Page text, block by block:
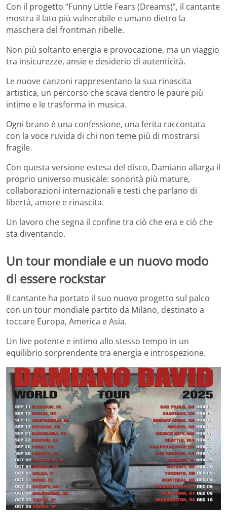
Con il progetto “Funny Little Fears (Dreams)”, il cantante
mostra il lato più vulnerabile e umano dietro la
maschera del frontman ribelle.
Non più soltanto energia e provocazione, ma un viaggio
tra insicurezze, ansie e desiderio di autenticità.
Le nuove canzoni rappresentano la sua rinascita
artistica, un percorso che scava dentro le paure più
intime e le trasforma in musica.
Ogni brano è una confessione, una ferita raccontata
con la voce ruvida di chi non teme più di mostrarsi
fragile.
Con questa versione estesa del disco, Damiano allarga il
proprio universo musicale: sonorità più mature,
collaborazioni internazionali e testi che parlano di
libertà, amore e rinascita.
Un lavoro che segna il confine tra ciò che era e ciò che
sta diventando.
Un tour mondiale e un nuovo modo
di essere rockstar
Il cantante ha portato il suo nuovo progetto sul palco
con un tour mondiale partito da Milano, destinato a
toccare Europa, America e Asia.
Un live potente e intimo allo stesso tempo in un
equilibrio sorprendente tra energia e introspezione.